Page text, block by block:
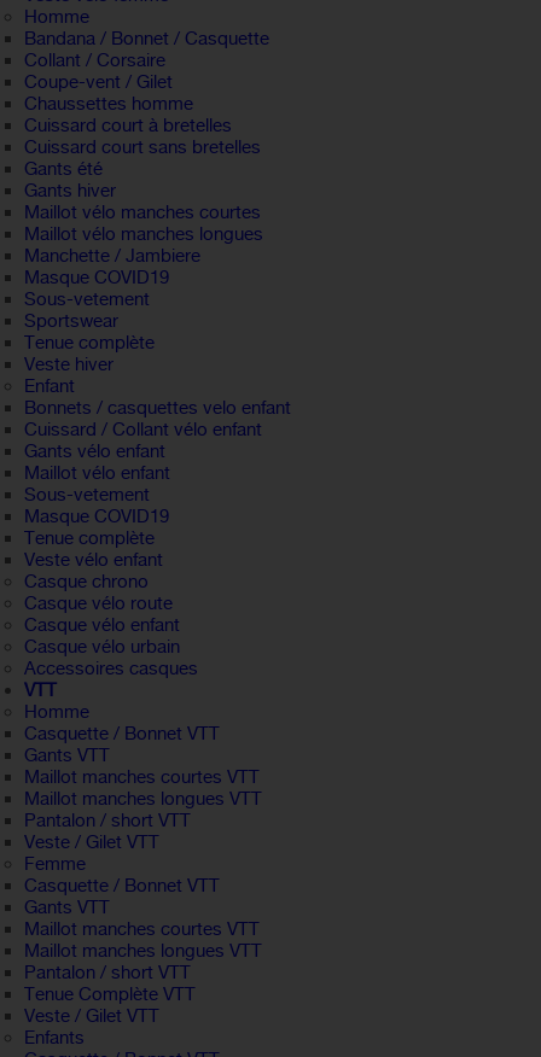
Homme
Bandana / Bonnet / Casquette
Collant / Corsaire
Coupe-vent / Gilet
Chaussettes homme
Cuissard court à bretelles
Cuissard court sans bretelles
Gants été
Gants hiver
Maillot vélo manches courtes
Maillot vélo manches longues
Manchette / Jambiere
Masque COVID19
Sous-vetement
Sportswear
Tenue complète
Veste hiver
Enfant
Bonnets / casquettes velo enfant
Cuissard / Collant vélo enfant
Gants vélo enfant
Maillot vélo enfant
Sous-vetement
Masque COVID19
Tenue complète
Veste vélo enfant
Casque chrono
Casque vélo route
Casque vélo enfant
Casque vélo urbain
Accessoires casques
VTT
Homme
Casquette / Bonnet VTT
Gants VTT
Maillot manches courtes VTT
Maillot manches longues VTT
Pantalon / short VTT
Veste / Gilet VTT
Femme
Casquette / Bonnet VTT
Gants VTT
Maillot manches courtes VTT
Maillot manches longues VTT
Pantalon / short VTT
Tenue Complète VTT
Veste / Gilet VTT
Enfants